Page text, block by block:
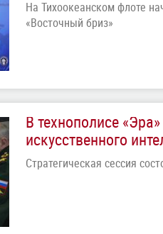
На Тихоокеанском флоте
«Восточный бриз»
В технополисе
искусственного
Стратегическая сессия